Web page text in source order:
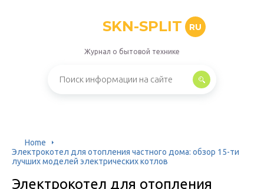
SKN-SPLIT RU
Журнал о бытовой технике
Home
Электрокотел для отопления частного дома: обзор 15-ти
лучших моделей электрических котлов
Электрокотел для отопления